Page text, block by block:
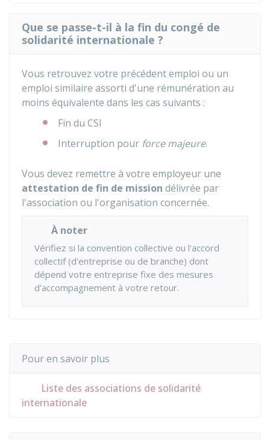
Que se passe-t-il à la fin du congé de
solidarité internationale ?
Vous retrouvez votre précédent emploi ou un
emploi similaire assorti d'une rémunération au
moins équivalente dans les cas suivants :
Fin du CSI
Interruption pour force majeure.
Vous devez remettre à votre employeur une
attestation de fin de mission délivrée par
l'association ou l'organisation concernée.
À noter
Vérifiez si la convention collective ou l'accord
collectif (d'entreprise ou de branche) dont
dépend votre entreprise fixe des mesures
d'accompagnement à votre retour.
Pour en savoir plus
Liste des associations de solidarité
internationale